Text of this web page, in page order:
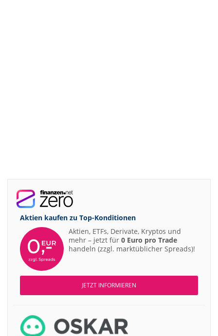
Aktien kaufen zu Top-Konditionen
Aktien, ETFs, Derivate, Kryptos und
mehr – jetzt für 0 Euro pro Trade
handeln (zzgl. marktüblicher Spreads)!
JETZT INFORMIEREN